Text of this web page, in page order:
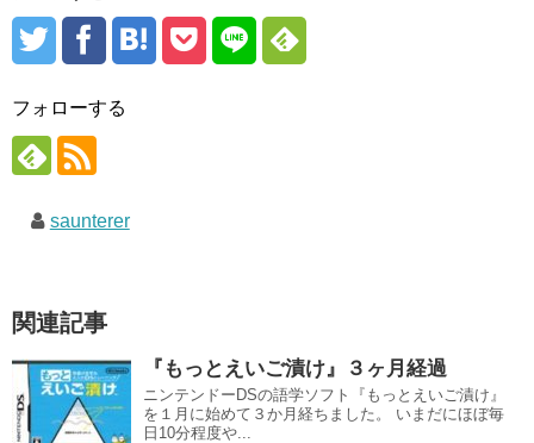
フォローする
saunterer
関連記事
『もっとえいご漬け』３ヶ月経過
ニンテンドーDSの語学ソフト『もっとえいご漬け』
を１月に始めて３か月経ちました。 いまだにほぼ毎
日10分程度や...